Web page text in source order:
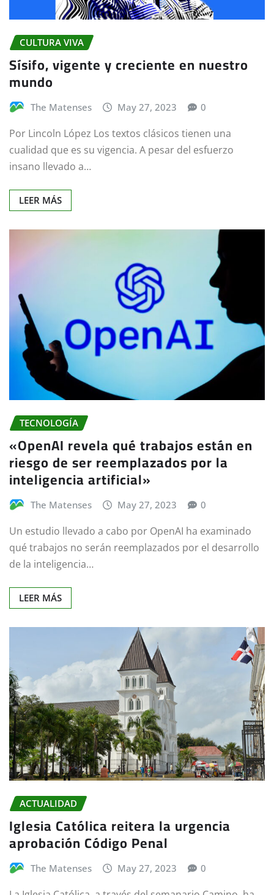
CULTURA VIVA
Sísifo, vigente y creciente en nuestro
mundo
The Matenses May 27, 2023 0
Por Lincoln López ​Los textos clásicos tienen una
cualidad que es su vigencia. A pesar del esfuerzo
insano llevado a…
LEER MÁS
TECNOLOGÍA
«OpenAI revela qué trabajos están en
riesgo de ser reemplazados por la
inteligencia artificial»
The Matenses May 27, 2023 0
Un estudio llevado a cabo por OpenAI ha examinado
qué trabajos no serán reemplazados por el desarrollo
de la inteligencia…
LEER MÁS
ACTUALIDAD
Iglesia Católica reitera la urgencia
aprobación Código Penal
The Matenses May 27, 2023 0